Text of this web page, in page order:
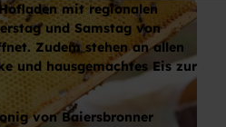
mit regionalen
und Samstag von
Zudem stehen an allen
und hausgemachtes Eis zur
von Baiersbronner